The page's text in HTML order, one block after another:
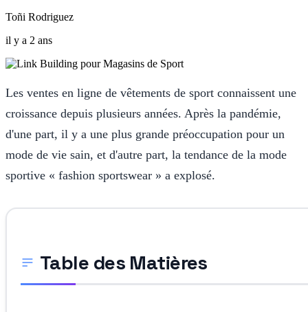
Toñi Rodriguez
il y a 2 ans
Les ventes en ligne de vêtements de sport connaissent une
croissance depuis plusieurs années. Après la pandémie,
d'une part, il y a une plus grande préoccupation pour un
mode de vie sain, et d'autre part, la tendance de la mode
sportive « fashion sportswear » a explosé.
Table des Matières